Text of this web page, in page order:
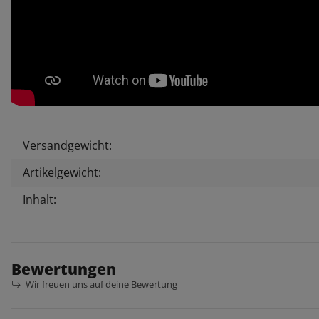
Produkteigenschaft
Wert
Versandgewicht:
Artikelgewicht:
Inhalt:
Bewertungen
Wir freuen uns auf deine Bewertung